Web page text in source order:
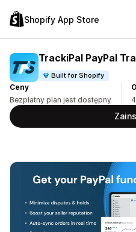
Shopify App Store
TrackiPal PayPal
Built for Shopify
Ceny
Bezpłatny plan jest dostępny